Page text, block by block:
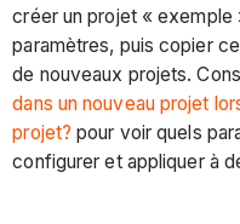
créer un projet «
paramètres, puis copier
de nouveaux projets.
dans un nouveau projet
projet? pour voir quels
configurer et appliquer à